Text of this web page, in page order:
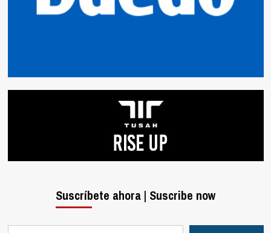
Suscríbete ahora | Suscribe now
Escribe tu correo electrónico…